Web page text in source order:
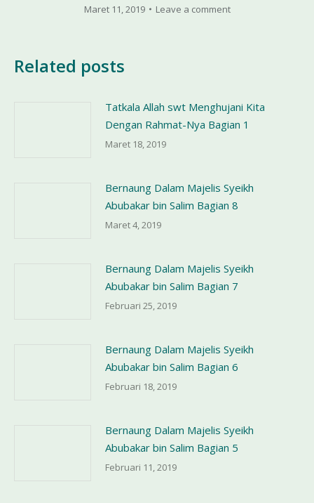
Maret 11, 2019
Leave a comment
Related posts
Tatkala Allah swt Menghujani Kita
Dengan Rahmat-Nya Bagian 1
Maret 18, 2019
Bernaung Dalam Majelis Syeikh
Abubakar bin Salim Bagian 8
Maret 4, 2019
Bernaung Dalam Majelis Syeikh
Abubakar bin Salim Bagian 7
Februari 25, 2019
Bernaung Dalam Majelis Syeikh
Abubakar bin Salim Bagian 6
Februari 18, 2019
Bernaung Dalam Majelis Syeikh
Abubakar bin Salim Bagian 5
Februari 11, 2019